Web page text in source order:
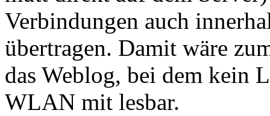
Verbindungen auch
übertragen. Damit wäre
das Weblog, bei dem kein
WLAN mit lesbar.